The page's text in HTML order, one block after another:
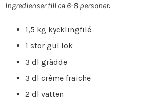
Ingredienser till ca 6-8 personer:
1,5 kg kycklingfilé
1 stor gul lök
3 dl grädde
3 dl crème fraiche
2 dl vatten